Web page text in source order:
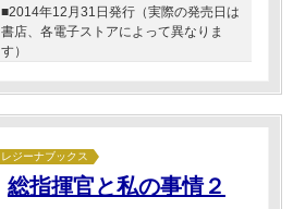
■2014年12月31日発行（実際の発売日は
書店、各電子ストアによって異なりま
す）
レジーナブックス
総指揮官と私の事情２